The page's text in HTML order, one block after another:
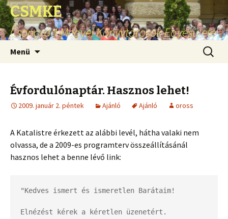
CSMKE
Csongrád Megyei Könyvtárosok Egyesülete
Menü
Évfordulónaptár. Hasznos lehet!
2009. január 2. péntek Ajánló Ajánló oross
A Katalistre érkezett az alábbi levél, hátha valaki nem
olvassa, de a 2009-es programterv összeállításánál
hasznos lehet a benne lévő link:
"Kedves ismert és ismeretlen Barátaim!
Elnézést kérek a kéretlen üzenetért.